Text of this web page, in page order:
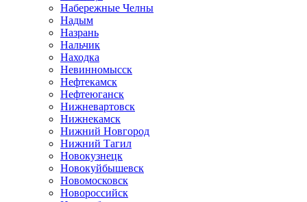
Набережные Челны
Надым
Назрань
Нальчик
Находка
Невинномысск
Нефтекамск
Нефтеюганск
Нижневартовск
Нижнекамск
Нижний Новгород
Нижний Тагил
Новокузнецк
Новокуйбышевск
Новомосковск
Новороссийск